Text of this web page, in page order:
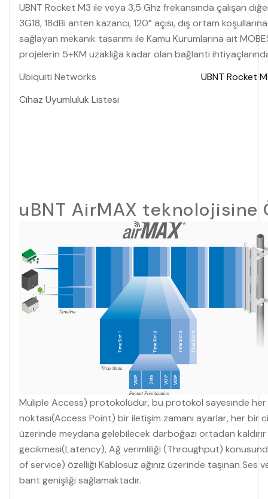
UBNT Rocket M3 ile veya 3,5 Ghz frekansında çalışan
3G18, 18dBi anten kazancı, 120° açısı, dış ortam
sağlayan mekanik tasarımı ile Kamu Kurumlarına ait
projelerin 5+KM uzaklığa kadar olan bağlantı
Cihaz Uyumluluk Listesi
Ubiquiti Networks UBNT Rocket
uBNT AirMAX teknolojisine
Muliple Access) protokolüdür, bu protokol sayesinde
noktası(Access Point) bir iletişim zamanı ayarlar, her bir
üzerinde meydana gelebilecek darboğazı ortadan
gecikmesi(Latency), Ağ verimliliği (Throughput)
of service) özelliği Kablosuz ağınız üzerinde taşınan
bant genişliği sağlamaktadır.